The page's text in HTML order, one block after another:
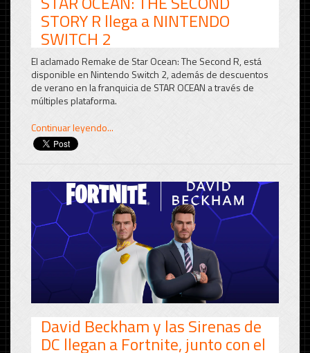
STORY R llega a NINTENDO
SWITCH 2
El aclamado Remake de Star Ocean:The Second R, está
disponible en Nintendo Switch 2, además de descuentos
de verano en la franquicia de STAR OCEAN a través de
múltiples plataforma.
Continuar leyendo...
David Beckham y las Sirenas de
DC llegan a Fortnite, junto con el